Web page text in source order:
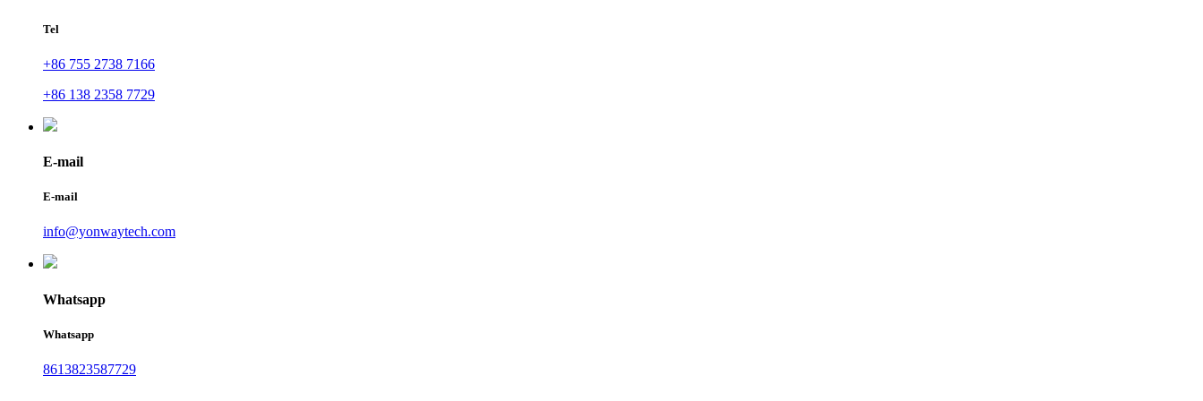
Tel
+86 755 2738 7166
+86 138 2358 7729
E-mail
E-mail
info@yonwaytech.com
Whatsapp
Whatsapp
8613823587729